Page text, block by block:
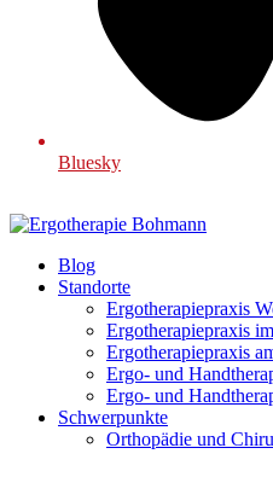
Bluesky
Blog
Standorte
Ergotherapiepraxis
Ergotherapiepraxis
Ergotherapiepraxis
Ergo- und
Ergo- und
Schwerpunkte
Orthopädie und